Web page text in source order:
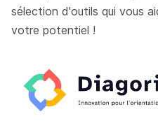
sélection d'outils qui vous
votre potentiel !